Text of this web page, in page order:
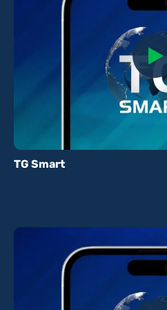
TG Smart